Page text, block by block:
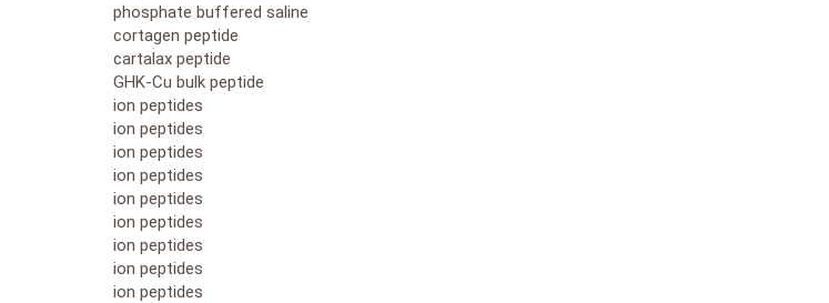
phosphate buffered saline
cortagen peptide
cartalax peptide
GHK-Cu bulk peptide
ion peptides
ion peptides
ion peptides
ion peptides
ion peptides
ion peptides
ion peptides
ion peptides
ion peptides